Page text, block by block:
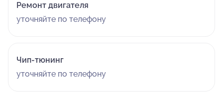
Ремонт двигателя
уточняйте по телефону
Чип-тюнинг
уточняйте по телефону